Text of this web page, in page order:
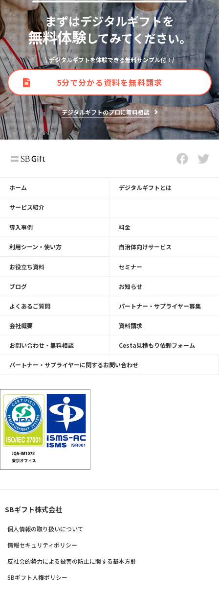
まずはデジタルギフトを
無料体験してみてください。
\ デジタルギフトを体験できる無料サンプル付！/
5分で分かる資料を無料請求
デジタルギフトのプロに無料相談
ホーム デジタルギフトとは
サービス紹介
導入事例 料金
利用シーン・使い方 自治体向けサービス
お役立ち資料 セミナー
ブログ お知らせ
よくあるご質問 パートナー・サプライヤー募集
会社概要 資料請求
お問い合わせ・無料相談 Cesta見積もり依頼フォーム
パートナー・サプライヤーに関するお問い合わせ
SBギフト株式会社
個人情報の取り扱いについて
情報セキュリティポリシー
反社会的勢力による被害の防止に関する基本方針
SBギフト人権ポリシー